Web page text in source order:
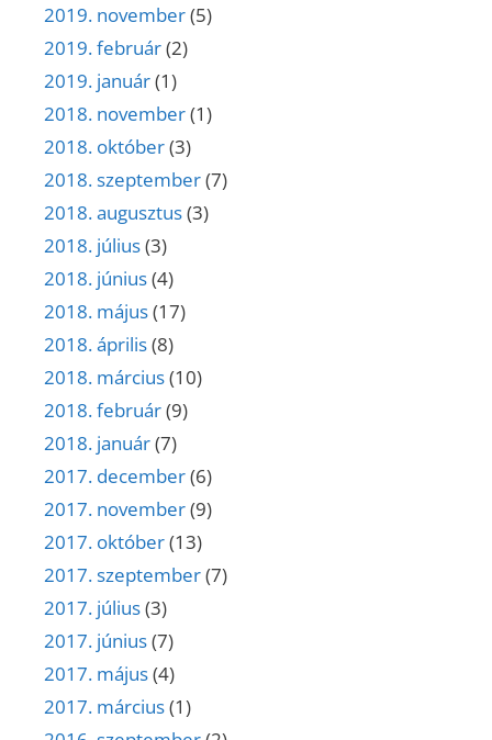
2019. november(5)
2019. február(2)
2019. január(1)
2018. november(1)
2018. október(3)
2018. szeptember(7)
2018. augusztus(3)
2018. július(3)
2018. június(4)
2018. május(17)
2018. április(8)
2018. március(10)
2018. február(9)
2018. január(7)
2017. december(6)
2017. november(9)
2017. október(13)
2017. szeptember(7)
2017. július(3)
2017. június(7)
2017. május(4)
2017. március(1)